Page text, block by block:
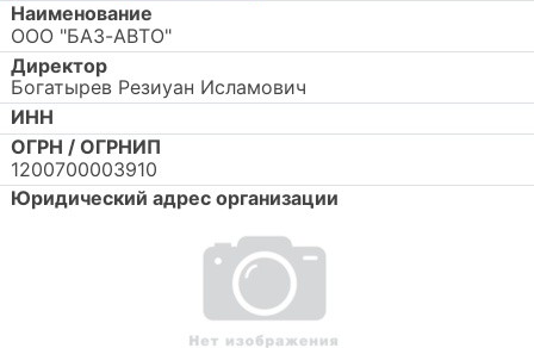
Наименование
ООО "БАЗ-АВТО"
Директор
Богатырев Резиуан Исламович
ИНН
ОГРН / ОГРНИП
1200700003910
Юридический адрес организации